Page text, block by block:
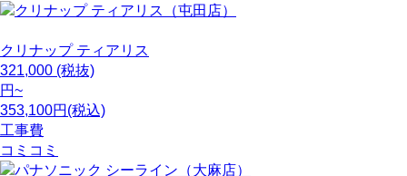
クリナップ ティアリス
321,000 (税抜)
円~
353,100円(税込)
工事費
コミコミ